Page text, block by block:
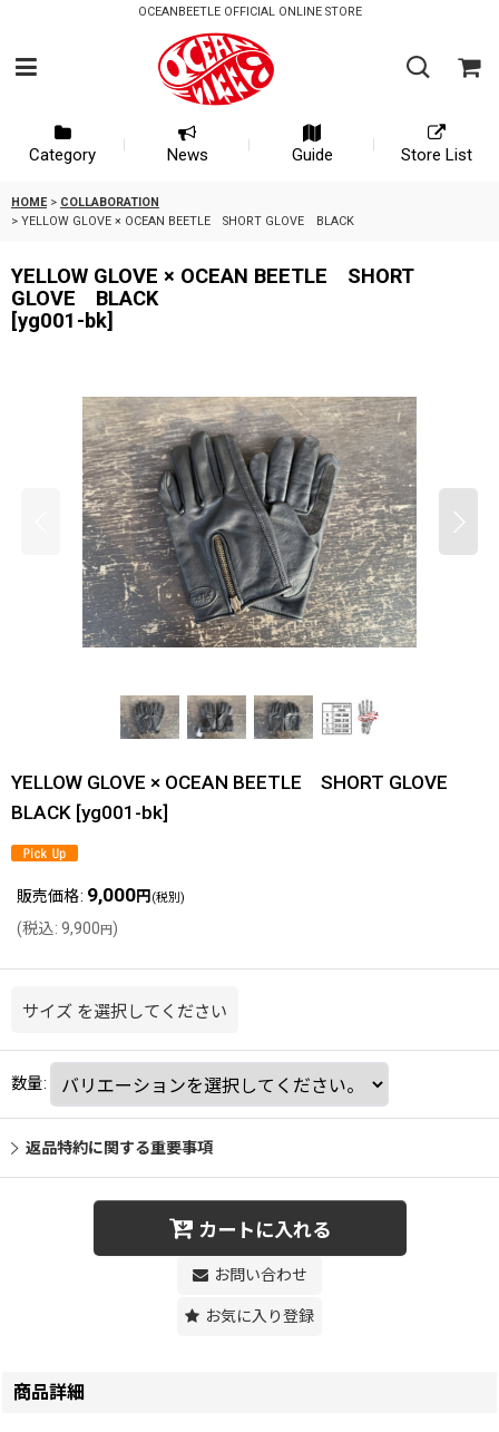
OCEANBEETLE OFFICIAL ONLINE STORE
Category News Guide Store List
HOME > COLLABORATION
> YELLOW GLOVE × OCEAN BEETLE SHORT GLOVE BLACK
YELLOW GLOVE × OCEAN BEETLE SHORT
GLOVE BLACK
[yg001-bk]
YELLOW GLOVE × OCEAN BEETLE SHORT GLOVE
BLACK [yg001-bk]
販売価格: 9,000円 (税別)
(税込: 9,900円)
サイズ を選択してください
数量:
返品特約に関する重要事項
カートに入れる
お問い合わせ
お気に入り登録
商品詳細